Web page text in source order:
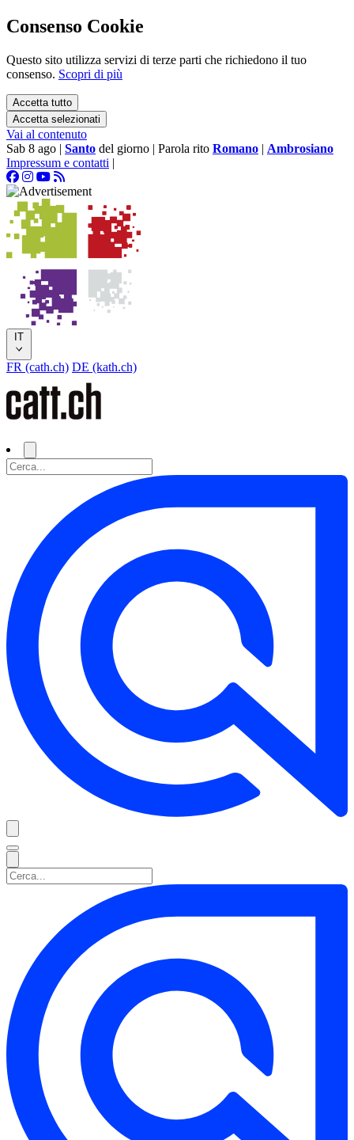
Consenso Cookie
Questo sito utilizza servizi di terze parti che richiedono il tuo
consenso. Scopri di più
Accetta tutto
Accetta selezionati
Vai al contenuto
Sab 8 ago | Santo del giorno | Parola rito Romano | Ambrosiano
Impressum e contatti |
IT
FR (cath.ch) DE (kath.ch)